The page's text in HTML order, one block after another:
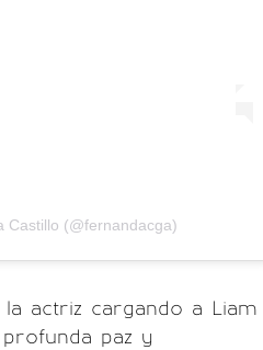
Castillo (@fernandacga)
actriz cargando a Liam
paz y